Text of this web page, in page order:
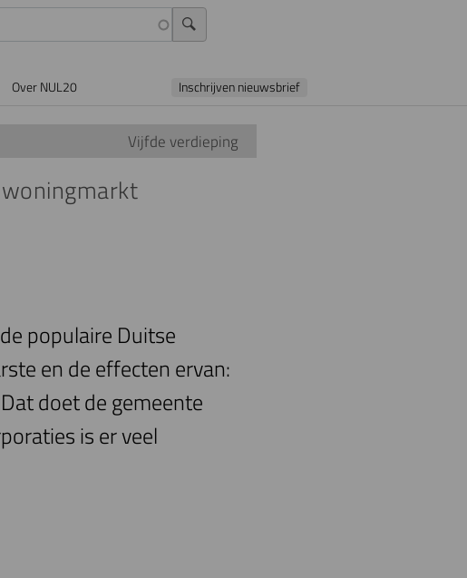
Over NUL20 Inschrijven nieuwsbrief
Vijfde verdieping
populaire Duitse
en de effecten ervan:
doet de gemeente
is er veel